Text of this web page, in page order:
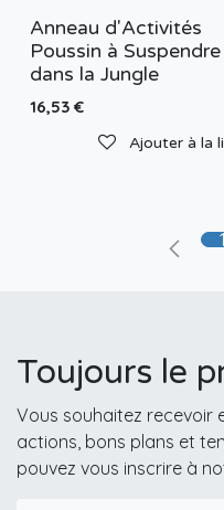
Anneau d'Activités
Poussin à Suspendre
dans la Jungle
16,53 €
Ajouter à la
1
Toujours le
Vous souhaitez recevoir
actions, bons plans et
pouvez vous inscrire à